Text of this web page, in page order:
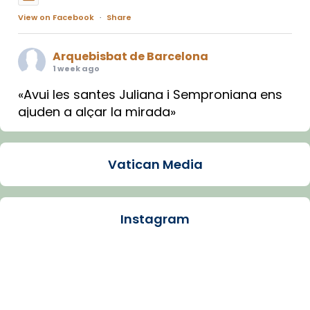
View on Facebook · Share
Arquebisbat de Barcelona
1 week ago
«Avui les santes Juliana i Semproniana ens
ajuden a alçar la mirada»
Mons. Sergi Gordo, bisbe de Tortosa, ha
Santes de Mataró.
🔗tinyurl.com/cvu5jmbk
Vatican Media
Instagram